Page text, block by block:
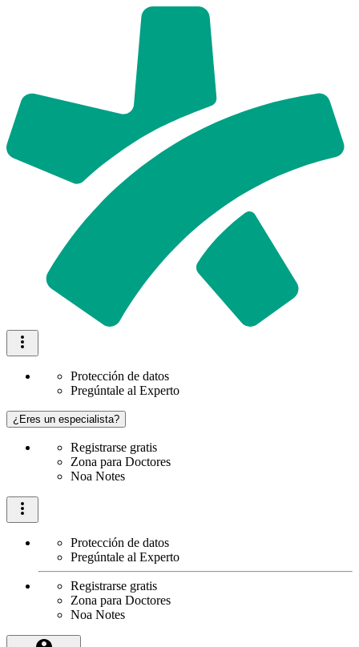
Protección de datos
Pregúntale al Experto
¿Eres un especialista?
Registrarse gratis
Zona para Doctores
Noa Notes
Protección de datos
Pregúntale al Experto
Registrarse gratis
Zona para Doctores
Noa Notes